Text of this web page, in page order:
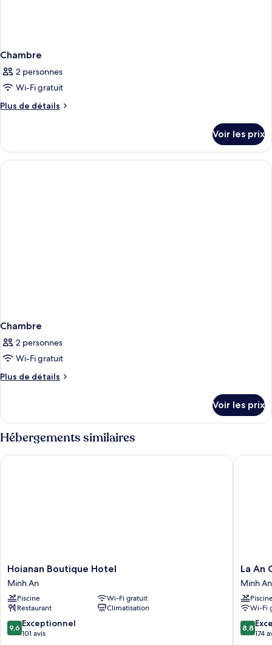
Chambre
2 personnes
Wi-Fi gratuit
Plus de détails
Plus
le
type
de
Voir les prix
Chambre
2 personnes
Wi-Fi gratuit
Plus de détails
Plus
le
type
de
chambre
Chambre
Voir les prix
Hébergements similaires
Hoianan
Boutique
Hotel
Minh
An
Hoianan Boutique Hotel
Minh An
Piscine
Wi-Fi gratuit
Restaurant
Climatisation
9.6
sur
9,6 Exceptionnel
101 avis
Hoianan Boutique Hotel
La
An
Old
Town
Hotel
Minh
An
La An
Minh An
Wi-Fi
8.8
sur
8,8
174
La An